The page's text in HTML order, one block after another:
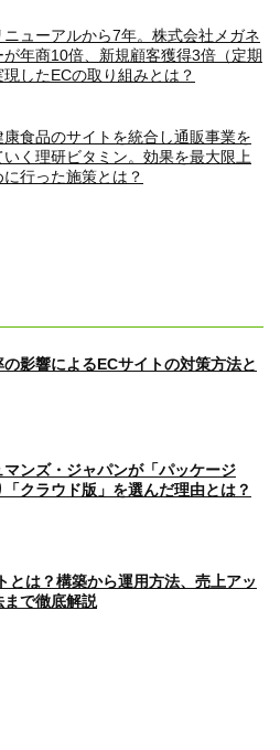
ニューアルから7年。株式会社メガネ
が年商10倍、新規顧客獲得3倍（定期
したECの取り組みとは？
康食品のサイトを統合し通販事業を
いく理研ビタミン。効果を最大限上
に行った施策とは？
影響によるECサイトの対策方法と
マンズ・ジャパンが「パッケージ
「クラウド版」を選んだ理由とは？
とは？構築から運用方法、売上アッ
まで徹底解説